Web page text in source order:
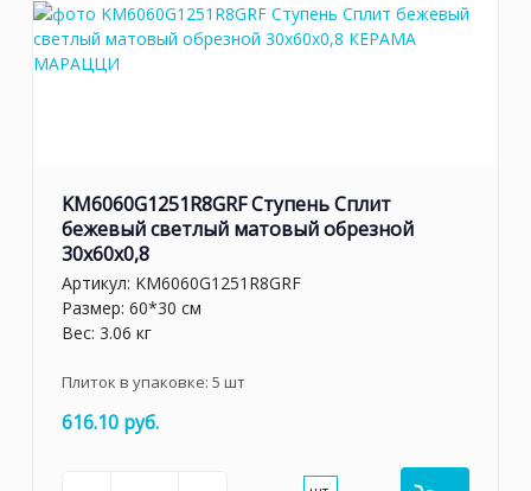
KM6060G1251R8GRF Ступень Сплит
бежевый светлый матовый обрезной
30x60x0,8
Артикул: KM6060G1251R8GRF
Размер: 60*30 см
Вес: 3.06 кг
Плиток в упаковке: 5 шт
616.10 руб.